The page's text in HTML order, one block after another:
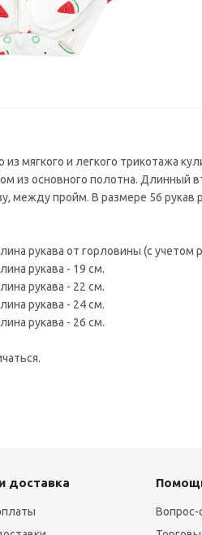
и легкого трикотажа
из основного полотна. Длинный
между пройм. В размере 56 рукав
рукава от горловины (с учетом
рукава - 19 см.
рукава - 22 см.
рукава - 24 см.
рукава - 26 см.
доставка
Вопрос-